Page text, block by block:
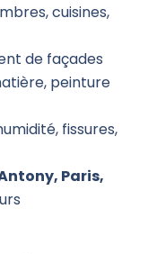
cuisines,
de façades
peinture
fissures,
Paris,